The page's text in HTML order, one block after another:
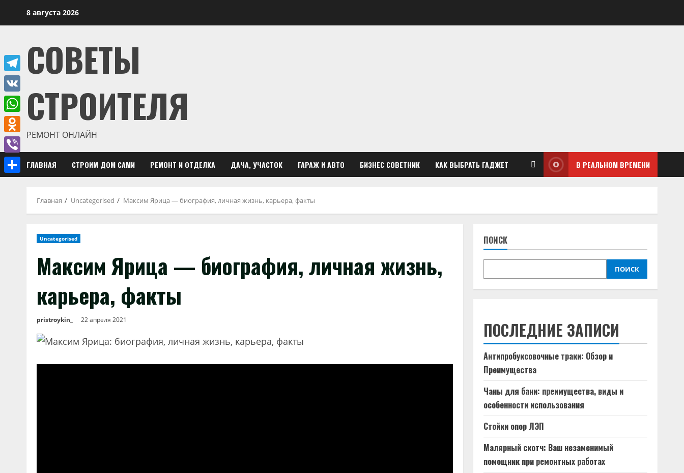
8 августа 2026
СОВЕТЫ
СТРОИТЕЛЯ
РЕМОНТ ОНЛАЙН
ГЛАВНАЯ СТРОИМ ДОМ САМИ РЕМОНТ И ОТДЕЛКА ДАЧА, УЧАСТОК ГАРАЖ И АВТО БИЗНЕС СОВЕТНИК КАК ВЫБРАТЬ ГАДЖЕТ В РЕАЛЬНОМ ВРЕМЕНИ
Главная Uncategorised Максим Ярица — биография, личная жизнь, карьера, факты
Uncategorised
Максим Ярица — биография, личная жизнь,
карьера, факты
pristroykin_ 22 апреля 2021
ПОИСК
ПОИСК
ПОСЛЕДНИЕ ЗАПИСИ
Антипробуксовочные траки: Обзор и
Преимущества
Чаны для бани: преимущества, виды и
особенности использования
Стойки опор ЛЭП
Малярный скотч: Ваш незаменимый
помощник при ремонтных работах
Telegram
VK
WhatsApp
Odnoklassniki
Viber